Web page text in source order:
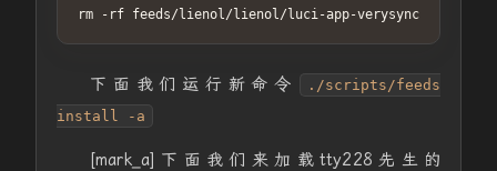
rm -rf feeds/lienol/lienol/luci-app-verysync
下面我们运行新命令
./scripts/feeds
install -a
[mark_a]下面我们来加载tty228先生的